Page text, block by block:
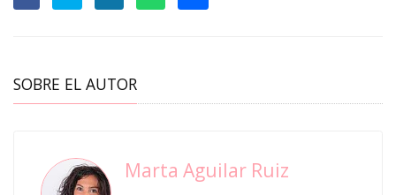
SOBRE EL AUTOR
Marta Aguilar Ruiz